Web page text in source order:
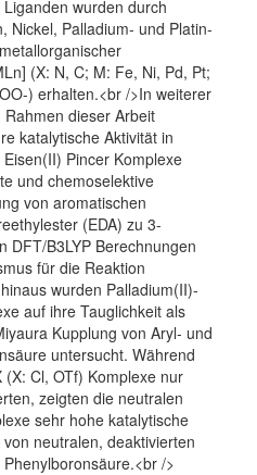
wurden durch
Nickel, Palladium- und Platin-
(X: N, C; M: Fe, Ni, Pd, Pt;
) erhalten.<br />In weiterer
dieser Arbeit
katalytische Aktivität in
Pincer Komplexe
und chemoselektive
von aromatischen
(EDA) zu 3-
DFT/B3LYP Berechnungen
für die Reaktion
wurden Palladium(II)-
auf ihre Tauglichkeit als
Kupplung von Aryl- und
untersucht. Während
Cl, OTf) Komplexe nur
zeigten die neutralen
sehr hohe katalytische
neutralen, deaktivierten
/>